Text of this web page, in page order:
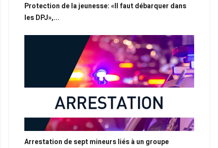
Protection de la jeunesse: «Il faut débarquer dans
les DPJ»,...
Arrestation de sept mineurs liés à un groupe